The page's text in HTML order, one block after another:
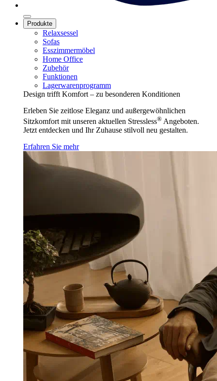
Produkte
Relaxsessel
Sofas
Esszimmermöbel
Home Office
Zubehör
Funktionen
Lagerwarenprogramm
Design trifft Komfort – zu besonderen Konditionen
Erleben Sie zeitlose Eleganz und außergewöhnlichen
Sitzkomfort mit unseren aktuellen Stressless® Angeboten.
Jetzt entdecken und Ihr Zuhause stilvoll neu gestalten.
Erfahren Sie mehr